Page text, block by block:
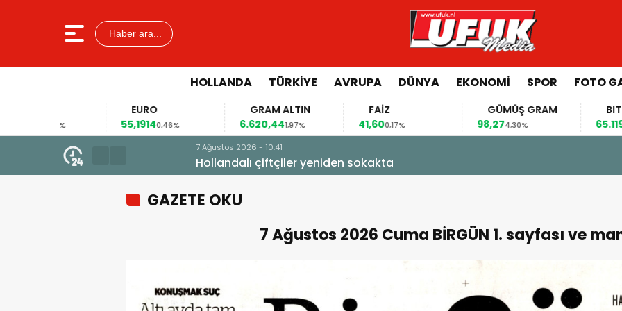
Haber ara...
HOLLANDA TÜRKIYE AVRUPA DÜNYA EKONOMI SPOR FOTO
55,1914
0,46%
GRAM ALTIN
6.620,44 1,97%
FAİZ
41,60
0,17%
GÜMÜŞ GRAM
4,30%
BITCOIN
65.119,00 1,13%
7 Ağustos 2026 - 10:41
Hollandalı çiftçiler yeniden sokakta
GAZETE OKU
7 Ağustos 2026 Cuma BİRGÜN 1. sayfası ve